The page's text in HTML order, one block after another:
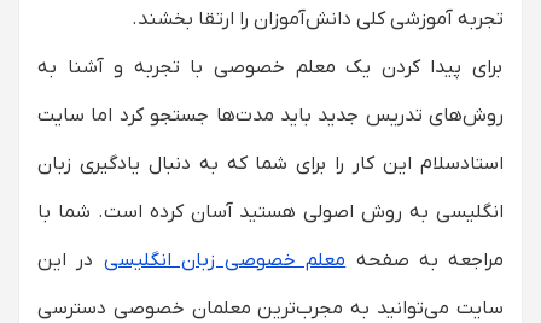
تجربه آموزشی کلی دانش‌آموزان را ارتقا بخشند.
برای پیدا کردن یک معلم خصوصی با تجربه و آشنا به
روش‌های تدریس جدید باید مدت‌ها جستجو کرد اما سایت
استادسلام این کار را برای شما که به دنبال یادگیری زبان
انگلیسی به روش اصولی هستید آسان کرده است. شما با
مراجعه به صفحهمعلم خصوصی زبان انگلیسی در این
سایت می‌توانید به مجرب‌ترین معلمان خصوصی دسترسی